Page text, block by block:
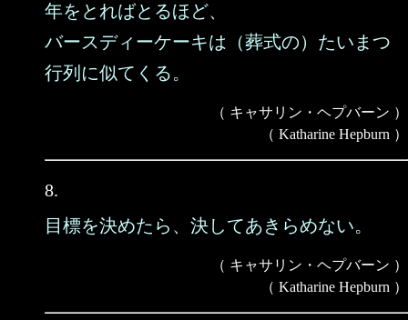
年をとればとるほど、
バースディーケーキは（葬式の）たいまつ
行列に似てくる。
（ キャサリン・ヘプバーン ）
（ Katharine Hepburn ）
8.
目標を決めたら、決してあきらめない。
（ キャサリン・ヘプバーン ）
（ Katharine Hepburn ）